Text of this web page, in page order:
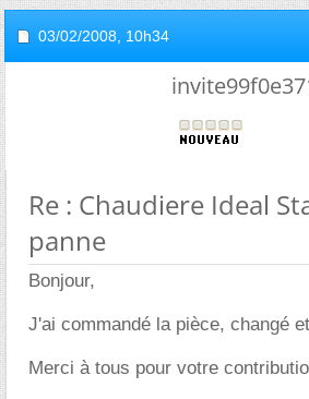
03/02/2008, 10h34
Re : Chaudiere Ideal
panne
Bonjour,
J'ai commandé la pièce, changé
Merci à tous pour votre